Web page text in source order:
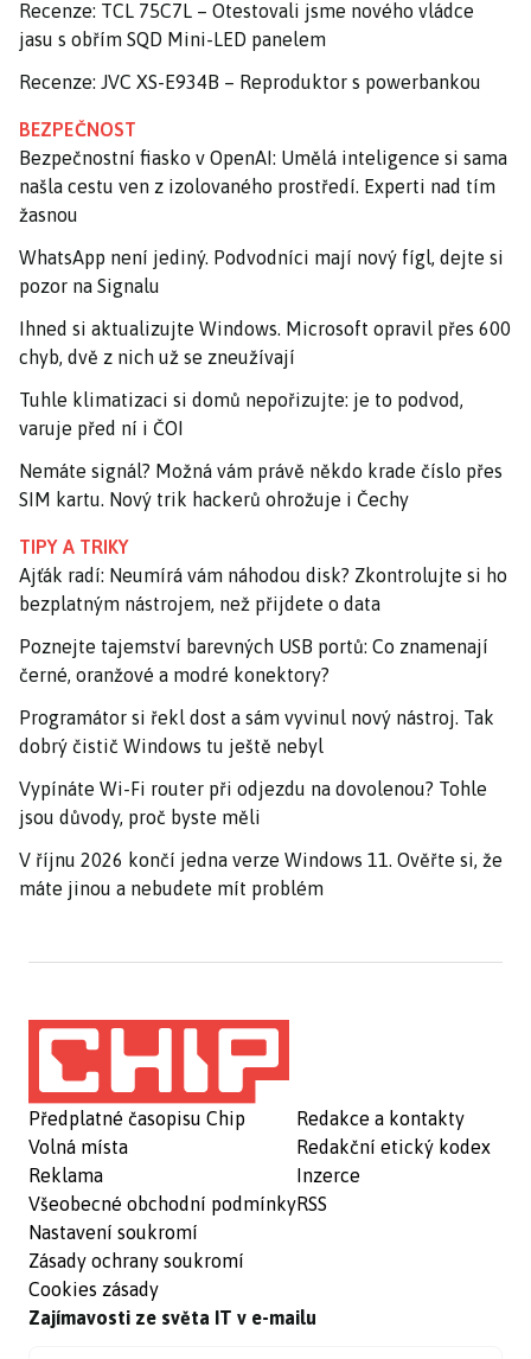
Recenze: TCL 75C7L – Otestovali jsme nového vládce
jasu s obřím SQD Mini-LED panelem
Recenze: JVC XS-E934B – Reproduktor s powerbankou
BEZPEČNOST
Bezpečnostní fiasko v OpenAI: Umělá inteligence si sama
našla cestu ven z izolovaného prostředí. Experti nad tím
žasnou
WhatsApp není jediný. Podvodníci mají nový fígl, dejte si
pozor na Signalu
Ihned si aktualizujte Windows. Microsoft opravil přes 600
chyb, dvě z nich už se zneužívají
Tuhle klimatizaci si domů nepořizujte: je to podvod,
varuje před ní i ČOI
Nemáte signál? Možná vám právě někdo krade číslo přes
SIM kartu. Nový trik hackerů ohrožuje i Čechy
TIPY A TRIKY
Ajťák radí: Neumírá vám náhodou disk? Zkontrolujte si ho
bezplatným nástrojem, než přijdete o data
Poznejte tajemství barevných USB portů: Co znamenají
černé, oranžové a modré konektory?
Programátor si řekl dost a sám vyvinul nový nástroj. Tak
dobrý čistič Windows tu ještě nebyl
Vypínáte Wi-Fi router při odjezdu na dovolenou? Tohle
jsou důvody, proč byste měli
V říjnu 2026 končí jedna verze Windows 11. Ověřte si, že
máte jinou a nebudete mít problém
Předplatné časopisu Chip
Volná místa
Reklama
Všeobecné obchodní podmínky
Nastavení soukromí
Zásady ochrany soukromí
Cookies zásady
Redakce a kontakty
Redakční etický kodex
Inzerce
RSS
Zajímavosti ze světa IT v e-mailu